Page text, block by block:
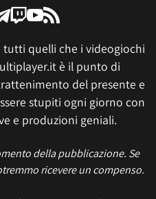
tutti quelli che i videogiochi
è il punto di
del presente e
stupiti ogni giorno con
e produzioni geniali.
della pubblicazione. Se
ricevere un compenso.